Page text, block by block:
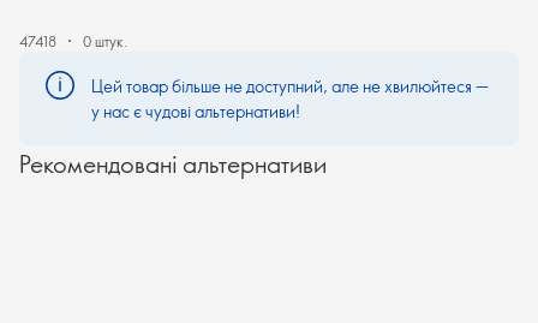
47418 0 штук.
Цей товар більше не доступний, але не хвилюйтеся —
у нас є чудові альтернативи!
Рекомендовані альтернативи